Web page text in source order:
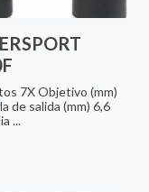
7X Objetivo (mm)
de salida (mm) 6,6
...